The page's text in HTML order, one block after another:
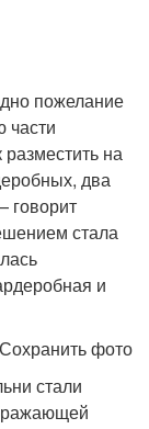
пожелание
части
на
два
говорит
стала
и
фото
стали